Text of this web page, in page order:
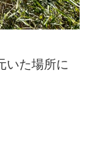
いた場所に